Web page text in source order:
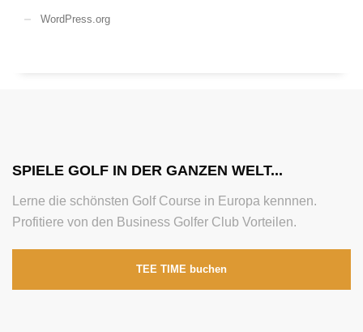
WordPress.org
SPIELE GOLF IN DER GANZEN WELT...
Lerne die schönsten Golf Course in Europa kennnen.
Profitiere von den Business Golfer Club Vorteilen.
TEE TIME buchen